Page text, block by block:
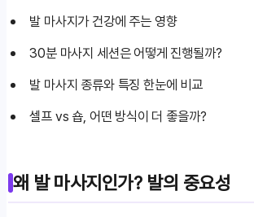
발 마사지가 건강에 주는 영향
30분 마사지 세션은 어떻게 진행될까?
발 마사지 종류와 특징 한눈에 비교
셀프 vs 숍, 어떤 방식이 더 좋을까?
왜 발 마사지인가? 발의 중요성